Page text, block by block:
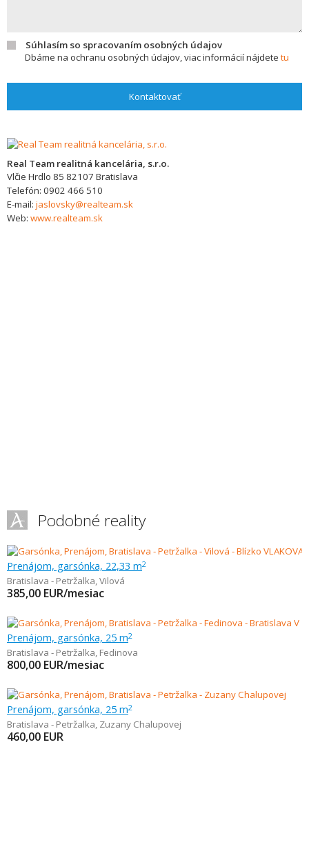
Súhlasím so spracovaním osobných údajov
Dbáme na ochranu osobných údajov, viac informácií nájdete tu
Kontaktovať
Real Team realitná kancelária, s.r.o.
Vlčie Hrdlo 85 82107 Bratislava
Telefón: 0902 466 510
E-mail: jaslovsky@realteam.sk
Web: www.realteam.sk
Podobné reality
Prenájom, garsónka, 22,33 m2
Bratislava - Petržalka,Vilová
385,00 EUR/mesiac
Prenájom, garsónka, 25 m2
Bratislava - Petržalka, Fedinova
800,00 EUR/mesiac
Prenájom, garsónka, 25 m2
Bratislava - Petržalka, Zuzany Chalupovej
460,00 EUR